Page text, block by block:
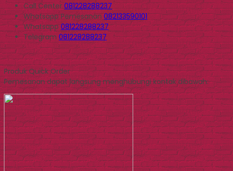
Call Center081228288237
WhatsappPemesanan 082133590101
Whatsapp081228288237
Telegram081228288237
Produk Quick Order
Pemesanan dapat langsung menghubungi kontak dibawah: